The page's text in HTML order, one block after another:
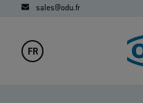
sales@odu.fr
FR